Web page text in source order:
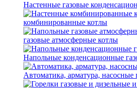
Настенные газовые
комбинированные котлы
газовые атмосферные котлы
Напольные конденсационные
Автоматика, арматура,